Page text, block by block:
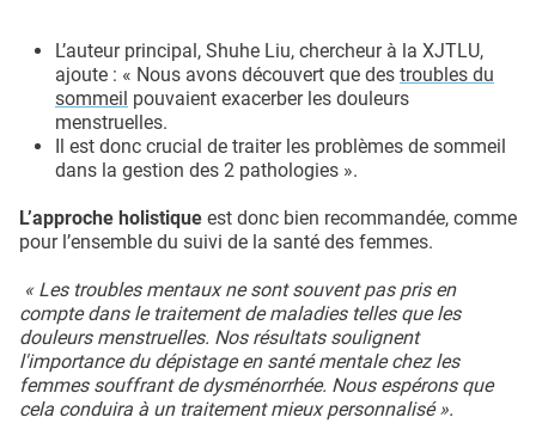
L’auteur principal, Shuhe Liu, chercheur à la XJTLU,
ajoute : « Nous avons découvert que des troubles du
sommeil pouvaient exacerber les douleurs
menstruelles.
Il est donc crucial de traiter les problèmes de sommeil
dans la gestion des 2 pathologies ».
L’approche holistique est donc bien recommandée, comme
pour l’ensemble du suivi de la santé des femmes.
« Les troubles mentaux ne sont souvent pas pris en
compte dans le traitement de maladies telles que les
douleurs menstruelles. Nos résultats soulignent
l'importance du dépistage en santé mentale chez les
femmes souffrant de dysménorrhée. Nous espérons que
cela conduira à un traitement mieux personnalisé ».